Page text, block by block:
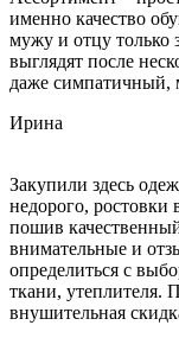
именно качество
мужу и отцу только
выглядят после
даже симпатичный,
Ирина
Закупили здесь
недорого,
пошив
внимательные и
определиться с
ткани, утеплителя.
внушительная